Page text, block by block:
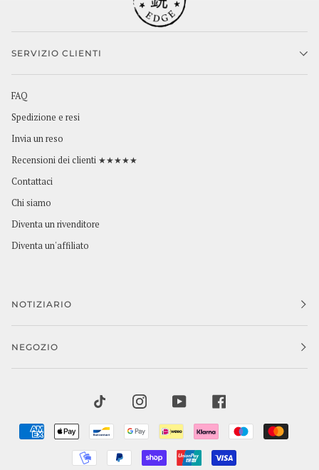
SERVIZIO CLIENTI
FAQ
Spedizione e resi
Invia un reso
Recensioni dei clienti ★★★★★
Contattaci
Chi siamo
Diventa un rivenditore
Diventa un'affiliato
NOTIZIARIO
NEGOZIO
TIKTOK INSTAGRAMYOUTUBE
AMERICANAPPLE
BANCONTACT
GOOGLEIDEAL KLARNA MAESTRO
MOBILEPAY
PAYPAL
SHOPIFY UNIONPAY